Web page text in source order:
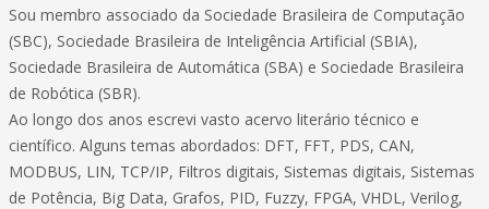
Sou membro associado da Sociedade Brasileira de Computação
(SBC), Sociedade Brasileira de Inteligência Artificial (SBIA),
Sociedade Brasileira de Automática (SBA) e Sociedade Brasileira
de Robótica (SBR).
Ao longo dos anos escrevi vasto acervo literário técnico e
científico. Alguns temas abordados: DFT, FFT, PDS, CAN,
MODBUS, LIN, TCP/IP, Filtros digitais, Sistemas digitais, Sistemas
de Potência, Big Data, Grafos, PID, Fuzzy, FPGA, VHDL, Verilog,